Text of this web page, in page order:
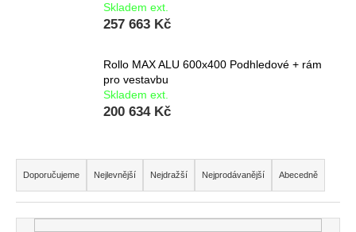
Skladem ext.
257 663 Kč
Rollo MAX ALU 600x400 Podhledové + rám
pro vestavbu
Skladem ext.
200 634 Kč
Ř
a
z
e
Doporučujeme Nejlevnější Nejdražší Nejprodávanější Abecedně